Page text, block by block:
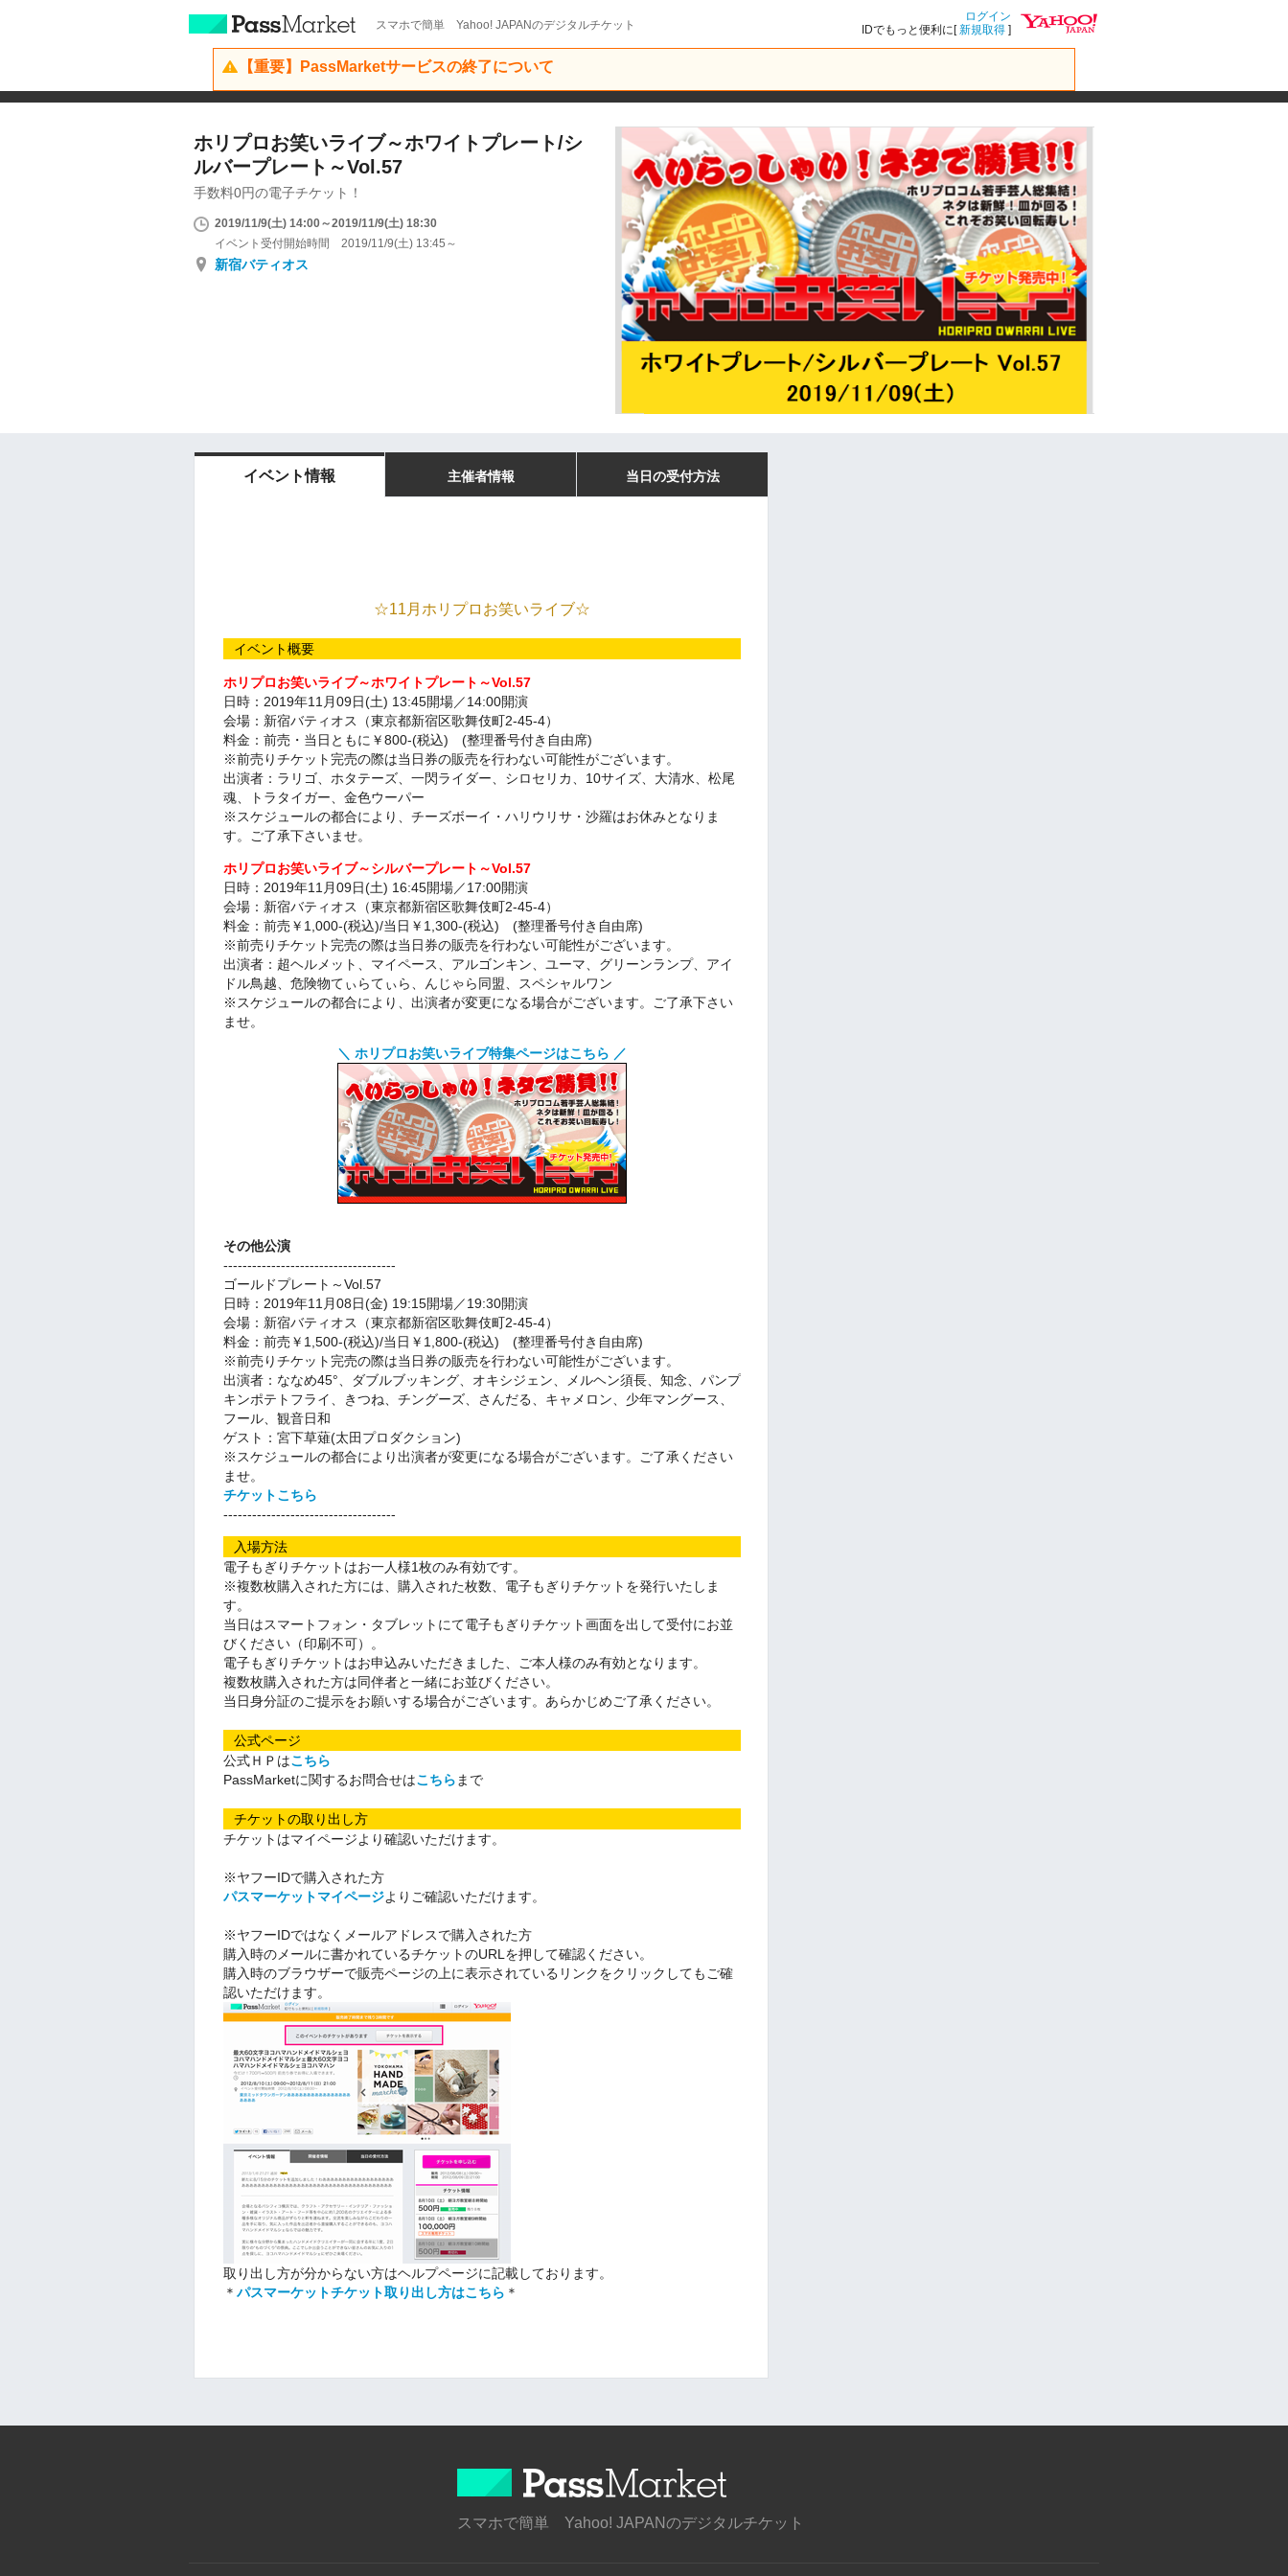
スマホで簡単 Yahoo! JAPANのデジタルチケット
ログイン
IDでもっと便利に[新規取得 ]
【重要】PassMarketサービスの終了について
ホリプロお笑いライブ～ホワイトプレート/シ
ルバープレート～Vol.57
手数料0円の電子チケット！
2019/11/9(土) 14:00～2019/11/9(土) 18:30
イベント受付開始時間 2019/11/9(土) 13:45～
新宿バティオス
イベント情報 主催者情報 当日の受付方法
☆11月ホリプロお笑いライブ☆
イベント概要
ホリプロお笑いライブ～ホワイトプレート～Vol.57
日時：2019年11月09日(土) 13:45開場／14:00開演
会場：新宿バティオス（東京都新宿区歌舞伎町2-45-4）
料金：前売・当日ともに￥800-(税込) (整理番号付き自由席)
※前売りチケット完売の際は当日券の販売を行わない可能性がございます。
出演者：ラリゴ、ホタテーズ、一閃ライダー、シロセリカ、10サイズ、大清水、松尾
魂、トラタイガー、金色ウーパー
※スケジュールの都合により、チーズボーイ・ハリウリサ・沙羅はお休みとなりま
す。ご了承下さいませ。
ホリプロお笑いライブ～シルバープレート～Vol.57
日時：2019年11月09日(土) 16:45開場／17:00開演
会場：新宿バティオス（東京都新宿区歌舞伎町2-45-4）
料金：前売￥1,000-(税込)/当日￥1,300-(税込) (整理番号付き自由席)
※前売りチケット完売の際は当日券の販売を行わない可能性がございます。
出演者：超ヘルメット、マイペース、アルゴンキン、ユーマ、グリーンランプ、アイ
ドル鳥越、危険物てぃらてぃら、んじゃら同盟、スペシャルワン
※スケジュールの都合により、出演者が変更になる場合がございます。ご了承下さい
ませ。
＼ ホリプロお笑いライブ特集ページはこちら ／
その他公演
------------------------------------
ゴールドプレート～Vol.57
日時：2019年11月08日(金) 19:15開場／19:30開演
会場：新宿バティオス（東京都新宿区歌舞伎町2-45-4）
料金：前売￥1,500-(税込)/当日￥1,800-(税込) (整理番号付き自由席)
※前売りチケット完売の際は当日券の販売を行わない可能性がございます。
出演者：ななめ45°、ダブルブッキング、オキシジェン、メルヘン須長、知念、パンプ
キンポテトフライ、きつね、チングーズ、さんだる、キャメロン、少年マングース、
フール、観音日和
ゲスト：宮下草薙(太田プロダクション)
※スケジュールの都合により出演者が変更になる場合がございます。ご了承ください
ませ。
チケットこちら
------------------------------------
入場方法
電子もぎりチケットはお一人様1枚のみ有効です。
※複数枚購入された方には、購入された枚数、電子もぎりチケットを発行いたしま
す。
当日はスマートフォン・タブレットにて電子もぎりチケット画面を出して受付にお並
びください（印刷不可）。
電子もぎりチケットはお申込みいただきました、ご本人様のみ有効となります。
複数枚購入された方は同伴者と一緒にお並びください。
当日身分証のご提示をお願いする場合がございます。あらかじめご了承ください。
公式ページ
公式ＨＰはこちら
PassMarketに関するお問合せはこちらまで
チケットの取り出し方
チケットはマイページより確認いただけます。
※ヤフーIDで購入された方
パスマーケットマイページよりご確認いただけます。
※ヤフーIDではなくメールアドレスで購入された方
購入時のメールに書かれているチケットのURLを押して確認ください。
購入時のブラウザーで販売ページの上に表示されているリンクをクリックしてもご確
認いただけます。
取り出し方が分からない方はヘルプページに記載しております。
＊ パスマーケットチケット取り出し方はこちら ＊
スマホで簡単 Yahoo! JAPANのデジタルチケット